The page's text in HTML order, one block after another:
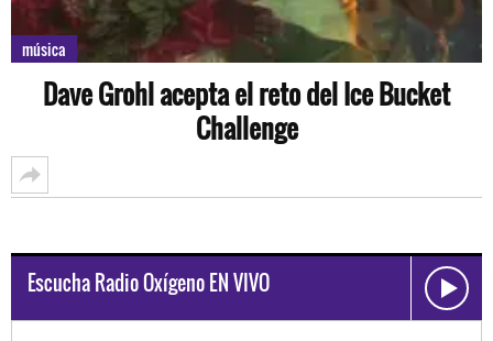
música
Dave Grohl acepta el reto del Ice Bucket
Challenge
Escucha Radio Oxígeno EN VIVO